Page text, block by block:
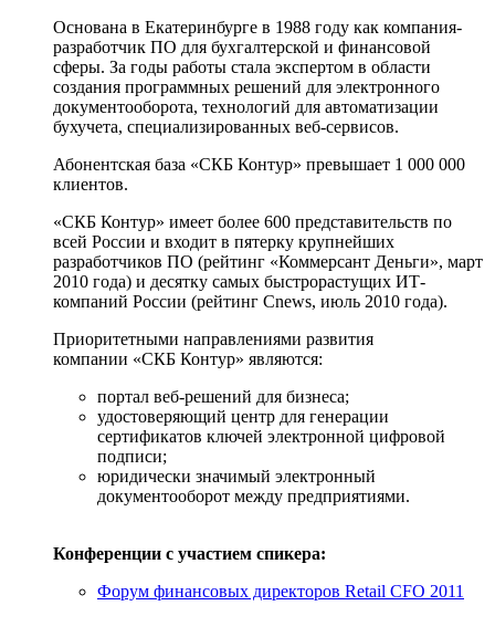
Основана в Екатеринбурге в 1988 году как компания-
разработчик ПО для бухгалтерской и финансовой
сферы. За годы работы стала экспертом в области
создания программных решений для электронного
документооборота, технологий для автоматизации
бухучета, специализированных веб-сервисов.
Абонентская база «СКБ Контур» превышает 1 000 000
клиентов.
«СКБ Контур» имеет более 600 представительств по
всей России и входит в пятерку крупнейших
разработчиков ПО (рейтинг «Коммерсант Деньги», март
2010 года) и десятку самых быстрорастущих ИТ-
компаний России (рейтинг Cnews, июль 2010 года).
Приоритетными направлениями развития
компании «СКБ Контур» являются:
портал веб-решений для бизнеса;
удостоверяющий центр для генерации
сертификатов ключей электронной цифровой
подписи;
юридически значимый электронный
документооборот между предприятиями.
Конференции с участием спикера:
Форум финансовых директоров Retail CFO 2011